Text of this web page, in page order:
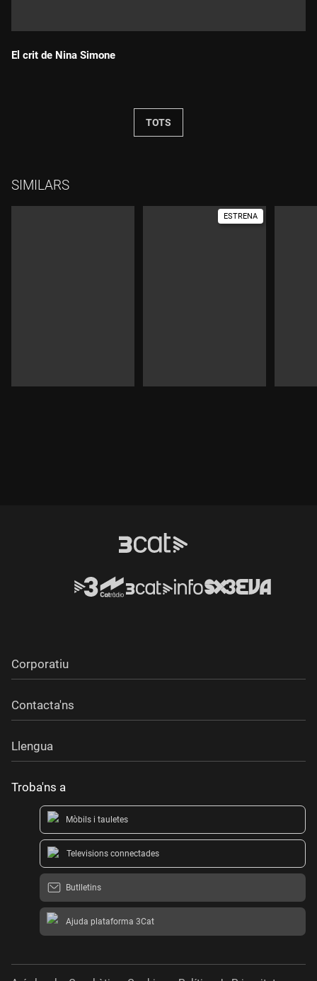
El crit de Nina Simone
TOTS
SIMILARS
ESTRENA
Corporatiu
Contacta'ns
Llengua
Troba'ns a
Mòbils i tauletes
Televisions connectades
Butlletins
Ajuda plataforma 3Cat